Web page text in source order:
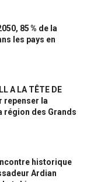
85 % de la
les pays en
A LA TÊTE DE
repenser la
région des Grands
historique
Ardian